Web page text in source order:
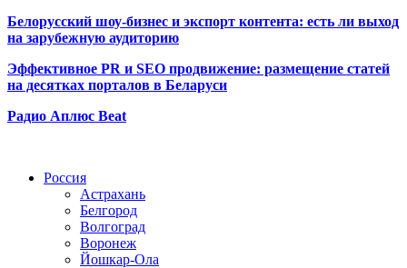
Белорусский шоу-бизнес и экспорт контента: есть ли выход
на зарубежную аудиторию
Эффективное PR и SEO продвижение: размещение статей
на десятках порталов в Беларуси
Радио Аплюс Beat
Россия
Астрахань
Белгород
Волгоград
Воронеж
Йошкар-Ола